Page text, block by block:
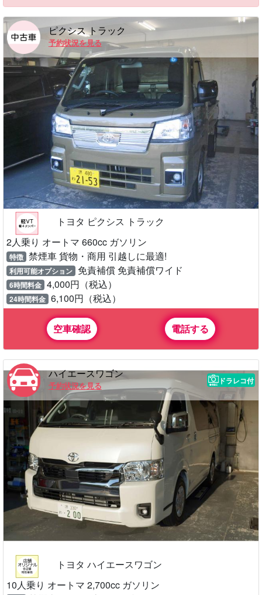
ピクシス トラック
予約状況を見る
トヨタ ピクシス トラック
2人乗り オートマ 660cc ガソリン
特徴 禁煙車 貨物・商用 引越しに最適!
利用可能オプション 免責補償 免責補償ワイド
6時間料金 4,000円（税込）
24時間料金 6,100円（税込）
空車確認 電話する
ハイエースワゴン
予約状況を見る
ドラレコ付
トヨタ ハイエースワゴン
10人乗り オートマ 2,700cc ガソリン